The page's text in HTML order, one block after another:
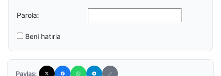
Parola:
Beni hatırla
Paylaş: